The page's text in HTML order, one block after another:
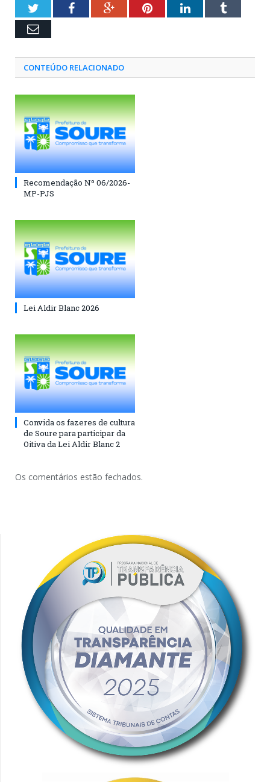
TwitterFacebookGoogle+PinterestLinkedInTumblr
Email
CONTEÚDO RELACIONADO
Recomendação Nº 06/2026-
MP-PJS
Lei Aldir Blanc 2026
Convida os fazeres de cultura
de Soure para participar da
Oitiva da Lei Aldir Blanc 2
Os comentários estão fechados.